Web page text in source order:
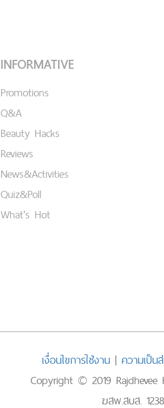
INFORMATIVE
Promotions
Q&A
Beauty Hacks
Reviews
News&Activities
Quiz&Poll
What's Hot
เงื่อนไขการใช้งาน| ความเป็น
Copyright © 2019 Rajdhevee
ฆสพ.สบส.